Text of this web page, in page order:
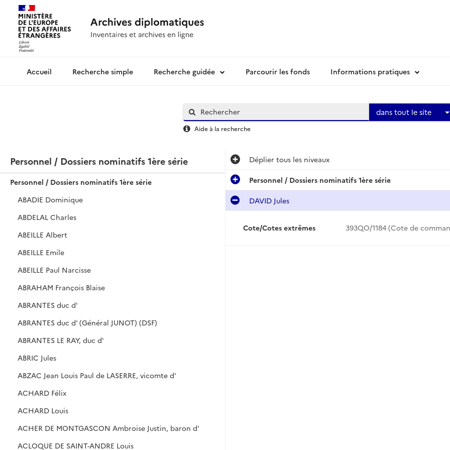
Archives diplomatiquesRecherche simple Recherche guidée Parcourir les fonds Informations pratiques
dans tout le site
Aide à la recherche
Personnel / Dossiers nominatifs 1ère série
Personnel / Dossiers nominatifs 1ère série
ABADIE Dominique
ABDELAL Charles
ABEILLE Albert
ABEILLE Emile
ABEILLE Paul Narcisse
ABRAHAM François Blaise
ABRANTES duc d'
ABRANTES duc d' (Général JUNOT) (DSF)
ABRANTES LE RAY, duc d'
ABRIC Jules
ABZAC Jean Louis Paul de LASERRE, vicomte d'
ACHARD Félix
ACHARD Louis
ACHER DE MONTGASCON Ambroise Justin, baron d'
ACLOQUE DE SAINT-ANDRE Louis
Déplier tous les niveaux
Personnel / Dossiers nominatifs 1ère série
DAVID Jules
Cote/Cotes extrêmes 393QO/1184 (Cote de